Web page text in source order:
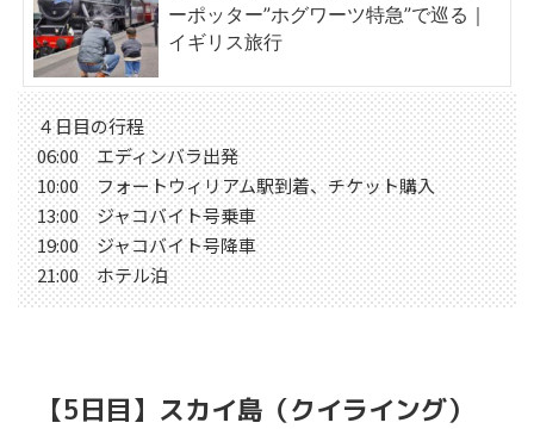
ーポッター”ホグワーツ特急”で巡る｜
イギリス旅行
４日目の行程
06:00 エディンバラ出発
10:00 フォートウィリアム駅到着、チケット購入
13:00 ジャコバイト号乗車
19:00 ジャコバイト号降車
21:00 ホテル泊
【5日目】スカイ島（クイライング）